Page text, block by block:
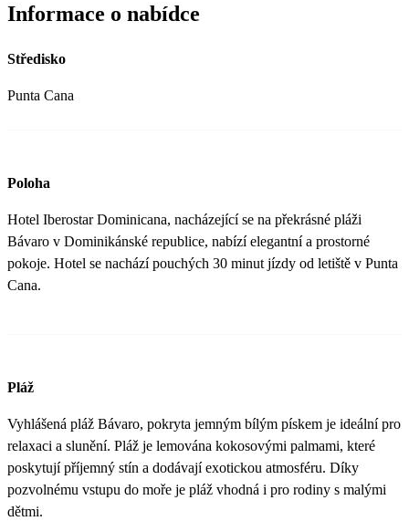
Informace o nabídce
Středisko
Punta Cana
Poloha
Hotel Iberostar Dominicana, nacházející se na překrásné pláži
Bávaro v Dominikánské republice, nabízí elegantní a prostorné
pokoje. Hotel se nachází pouchých 30 minut jízdy od letiště v Punta
Cana.
Pláž
Vyhlášená pláž Bávaro, pokryta jemným bílým pískem je ideální pro
relaxaci a slunění. Pláž je lemována kokosovými palmami, které
poskytují příjemný stín a dodávají exotickou atmosféru. Díky
pozvolnému vstupu do moře je pláž vhodná i pro rodiny s malými
dětmi.